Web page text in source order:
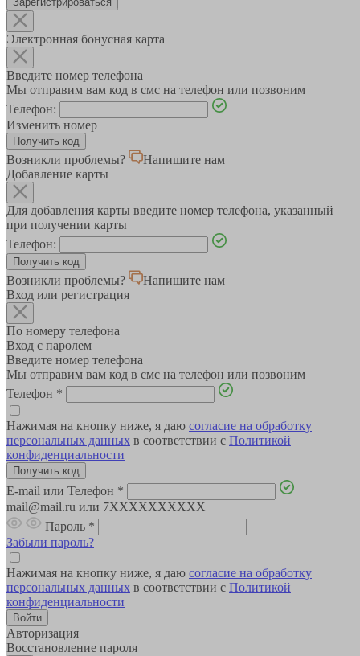
Электронная бонусная карта
Введите номер телефона
Мы отправим вам код в смс на телефон или позвоним
Телефон:
Изменить номер
Возникли проблемы?
Напишите нам
Добавление карты
Для добавления карты введите номер телефона, указанный
при получении карты
Телефон:
Возникли проблемы?
Напишите нам
Вход или регистрация
По номеру телефона
Вход с паролем
Введите номер телефона
Мы отправим вам код в смс на телефон или позвоним
Телефон *
Нажимая на кнопку ниже, я даю согласие на обработку
персональных данных в соответствии с Политикой
конфиденциальности
E-mail или Телефон *
mail@mail.ru или 7XXXXXXXXXX
Пароль *
Забыли пароль?
Нажимая на кнопку ниже, я даю согласие на обработку
персональных данных в соответствии с Политикой
конфиденциальности
Авторизация
Восстановление пароля